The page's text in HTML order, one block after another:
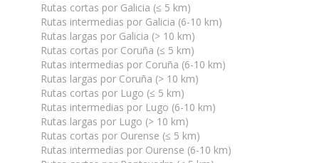
Rutas cortas por Galicia (≤ 5 km)
Rutas intermedias por Galicia (6-10 km)
Rutas largas por Galicia (> 10 km)
Rutas cortas por Coruña (≤ 5 km)
Rutas intermedias por Coruña (6-10 km)
Rutas largas por Coruña (> 10 km)
Rutas cortas por Lugo (≤ 5 km)
Rutas intermedias por Lugo (6-10 km)
Rutas largas por Lugo (> 10 km)
Rutas cortas por Ourense (≤ 5 km)
Rutas intermedias por Ourense (6-10 km)